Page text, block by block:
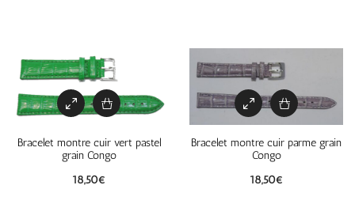
Bracelet montre cuir vert pastel
grain Congo
18,50€
Bracelet montre cuir parme grain
Congo
18,50€